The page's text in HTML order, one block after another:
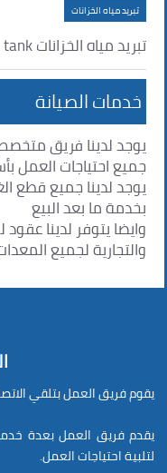
تبريد مياه الخزانات
تبريد مياه الخزانات chiller water tank
خدمات الصيانة
يوجد لدينا فريق
جميع احتياجات العمل
يوجد لدينا جميع قطع
بخدمة ما بعد البيع
وايضا يتوفر لدينا
والتجارية لجميع
يقوم فريق العمل بتلقي الاتصالات من الساعة
يقدم فريق العمل بعدة
لتلبية احتياجات العمل.